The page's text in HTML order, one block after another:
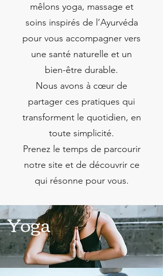
mêlons yoga, massage et
soins inspirés de l’Ayurvéda
pour vous accompagner vers
une santé naturelle et un
bien-être durable.
Nous avons à cœur de
partager ces pratiques qui
transforment le quotidien, en
toute simplicité.
Prenez le temps de parcourir
notre site et de découvrir ce
qui résonne pour vous.
Yoga